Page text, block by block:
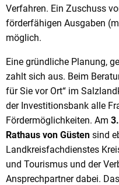
Verfahren. Ein Zuschuss
förderfähigen Ausgaben
möglich.
Eine gründliche Planung,
zahlt sich aus. Beim
für Sie vor Ort“ im
der Investitionsbank alle
Fördermöglichkeiten. Am
Rathaus von Güsten sind
Landkreisfachdienstes
und Tourismus und der
Ansprechpartner dabei.